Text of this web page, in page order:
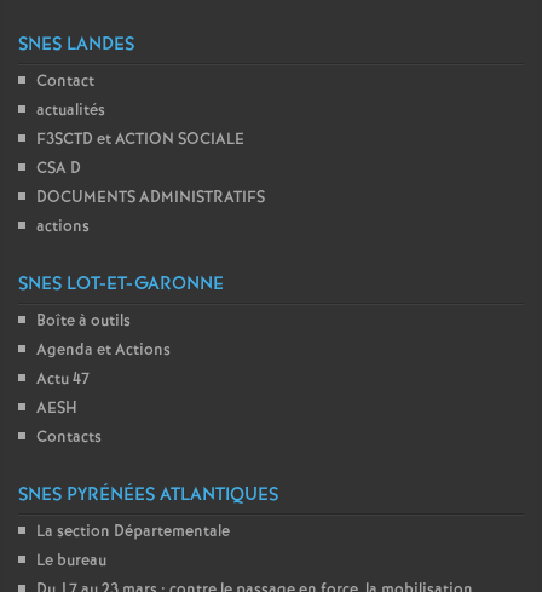
SNES LANDES
Contact
actualités
F3SCTD et ACTION SOCIALE
CSA D
DOCUMENTS ADMINISTRATIFS
actions
SNES LOT-ET-GARONNE
Boîte à outils
Agenda et Actions
Actu 47
AESH
Contacts
SNES PYRÉNÉES ATLANTIQUES
La section Départementale
Le bureau